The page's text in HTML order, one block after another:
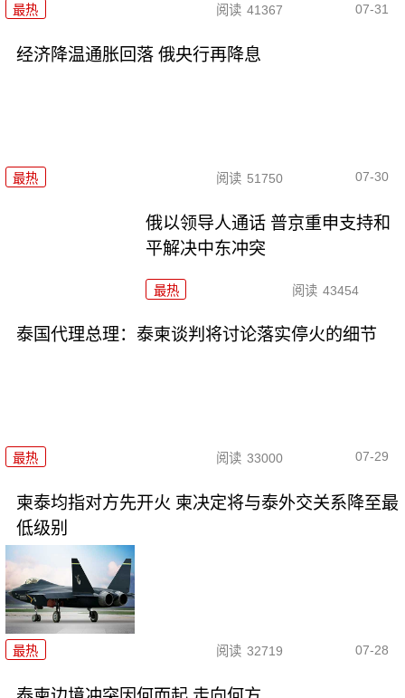
最热 阅读 41367 07-31
经济降温通胀回落 俄央行再降息
最热 阅读 51750 07-30
俄以领导人通话 普京重申支持和
平解决中东冲突
最热 阅读 43454
泰国代理总理：泰柬谈判将讨论落实停火的细节
最热 阅读 33000 07-29
柬泰均指对方先开火 柬决定将与泰外交关系降至最
低级别
最热 阅读 32719 07-28